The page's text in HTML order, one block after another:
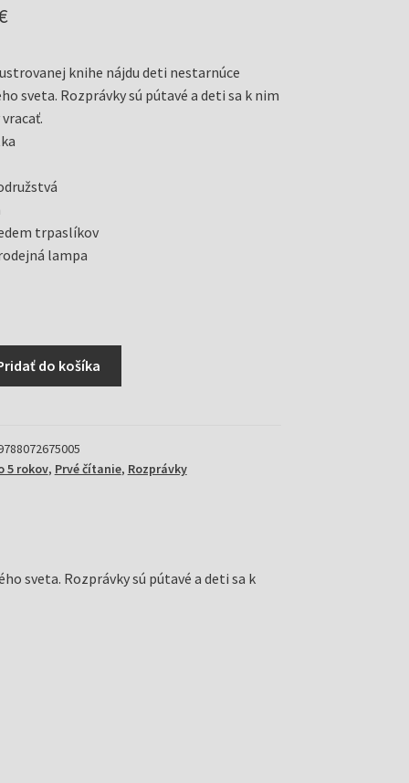
Aktuálna
je:
3,99 €.
knihe nájdu deti nestarnúce
sveta. Rozprávky sú pútavé a deti sa k nim
trpaslíkov
lampa
do košíka
5 rokov, Prvé čítanie, Rozprávky
sveta. Rozprávky sú pútavé a deti sa k